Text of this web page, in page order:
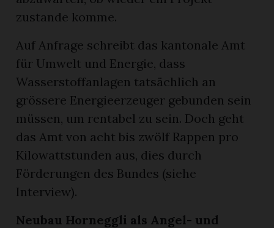
zustande komme.
Auf Anfrage schreibt das kantonale Amt
für Umwelt und Energie, dass
Wasserstoffanlagen tatsächlich an
grössere Energieerzeuger gebunden sein
müssen, um rentabel zu sein. Doch geht
das Amt von acht bis zwölf Rappen pro
Kilowattstunden aus, dies durch
Förderungen des Bundes (siehe
Interview).
Neubau Horneggli als Angel- und